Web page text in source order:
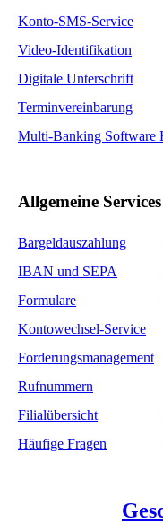
Konto-SMS-Service
Video-Identifikation
Digitale Unterschrift
Terminvereinbarung
Multi-Banking Software
Allgemeine Services
Bargeldauszahlung
IBAN und SEPA
Formulare
Kontowechsel-Service
Forderungsmanagement
Rufnummern
Filialübersicht
Häufige Fragen